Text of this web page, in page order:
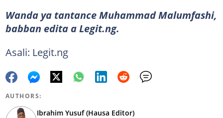
Wanda ya tantance Muhammad Malumfashi,
babban edita a Legit.ng.
Asali: Legit.ng
AUTHORS:
Ibrahim Yusuf (Hausa Editor)